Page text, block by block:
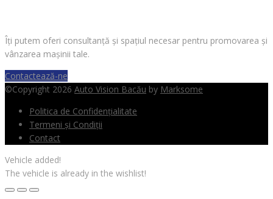
Îți putem oferi consultanță și spațiul necesar pentru promovarea și
vânzarea mașinii tale.
Contactează-ne
©Copyright 2026 Auto Vision Bacău by Marksome
Politica de Confidențialitate
Termeni și Condiții
Contact
Vehicle added!
The vehicle is already in the wishlist!